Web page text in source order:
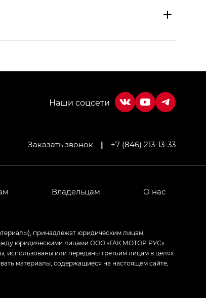
— GB AWD, Джи Эль Полный привод —
стиле — GL(S-Style)
Заказать звонок | +7 (846) 213-13-33
Владельцам О нас
принадлежат юридическим лицам,
юридическими лицами ООО «ГАК МОТОР РУС»
использованы или переданы третьим лицам в целях
материалы, содержащиеся на настоящем сайте,